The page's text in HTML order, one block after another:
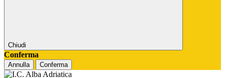
Chiudi
Conferma
Annulla Conferma